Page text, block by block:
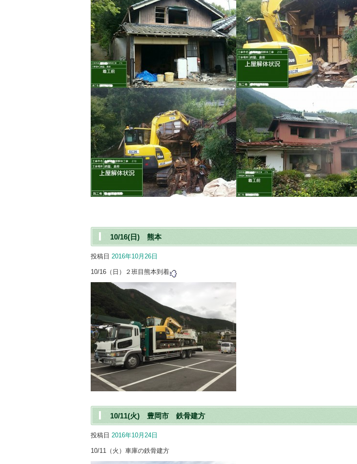
10/16(日) 熊本
投稿日 2016年10月26日
10/16（日）２班目熊本到着
10/11(火) 豊岡市 鉄骨建方
投稿日 2016年10月24日
10/11（火）車庫の鉄骨建方